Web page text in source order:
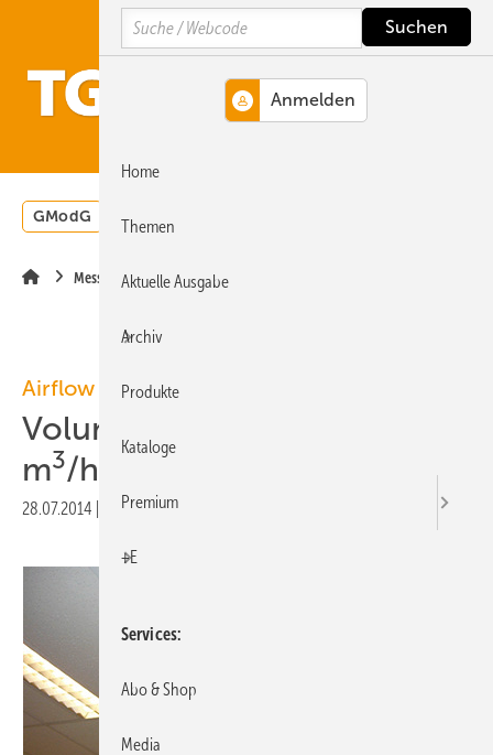
Hauptinhalt
Hauptmenü
SiteSearch
GModG Wärmepumpe
Messgeräte
Airflow
Volumenströme bis 400
m3/h messen
28.07.2014 Veröffentlicht in
Search
Home
Themen
Aktuelle Ausgabe
Archiv
Produkte
Kataloge
Premium
+E
Services
Abo & Shop
Media